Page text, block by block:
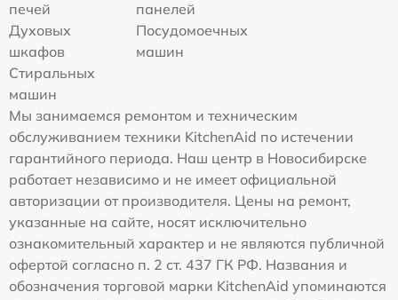
печей
панелей
Духовых
шкафов
Посудомоечных
машин
Стиральных
машин
Мы занимаемся ремонтом и техническим
обслуживанием техники KitchenAid по истечении
гарантийного периода. Наш центр в Новосибирске
работает независимо и не имеет официальной
авторизации от производителя. Цены на ремонт,
указанные на сайте, носят исключительно
ознакомительный характер и не являются публичной
офертой согласно п. 2 ст. 437 ГК РФ. Названия и
обозначения торговой марки KitchenAid упоминаются